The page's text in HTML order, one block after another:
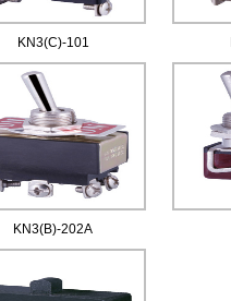
KN3(C)-101
KN3(B)-202A